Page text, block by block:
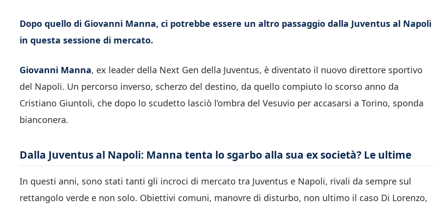
Dopo quello di Giovanni Manna, ci potrebbe essere un altro passaggio dalla Juventus al Napoli
in questa sessione di mercato.
Giovanni Manna, ex leader della Next Gen della Juventus, è diventato il nuovo direttore sportivo
del Napoli. Un percorso inverso, scherzo del destino, da quello compiuto lo scorso anno da
Cristiano Giuntoli, che dopo lo scudetto lasciò l’ombra del Vesuvio per accasarsi a Torino, sponda
bianconera.
Dalla Juventus al Napoli: Manna tenta lo sgarbo alla sua ex società? Le ultime
In questi anni, sono stati tanti gli incroci di mercato tra Juventus e Napoli, rivali da sempre sul
rettangolo verde e non solo. Obiettivi comuni, manovre di disturbo, non ultimo il caso Di Lorenzo,